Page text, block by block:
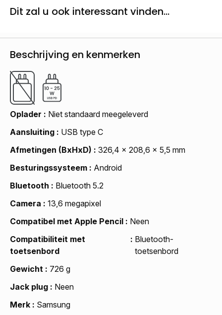
Dit zal u ook interessant vinden...
Beschrijving en kenmerken
Oplader
Niet standaard meegeleverd
Aansluiting
USB type C
Afmetingen (BxHxD)
326,4 x 208,6 x 5,5 mm
Besturingssysteem
Android
Bluetooth
Bluetooth 5.2
Camera
13,6 megapixel
Compatibel met Apple Pencil
Neen
Compatibiliteit met
toetsenbord
Bluetooth-
toetsenbord
Gewicht
726 g
Jack plug
Neen
Merk
Samsung